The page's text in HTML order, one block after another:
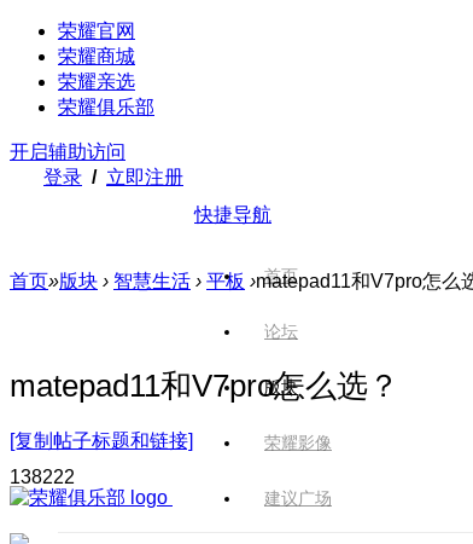
荣耀官网
荣耀商城
荣耀亲选
荣耀俱乐部
开启辅助访问
登录 / 立即注册
快捷导航
首页
论坛
版块
荣耀影像
建议广场
首页»版块 › 智慧生活 › 平板 ›matepad11和V7pro怎么
matepad11和V7pro怎么选？
[复制帖子标题和链接]
138222